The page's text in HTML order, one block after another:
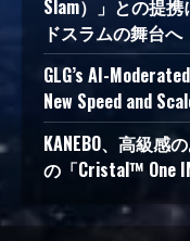
Slam）」との提
ドスラムの舞台へ
GLG’s AI-
New Speed and
KANEBO、高級感
の「Cristal™ One